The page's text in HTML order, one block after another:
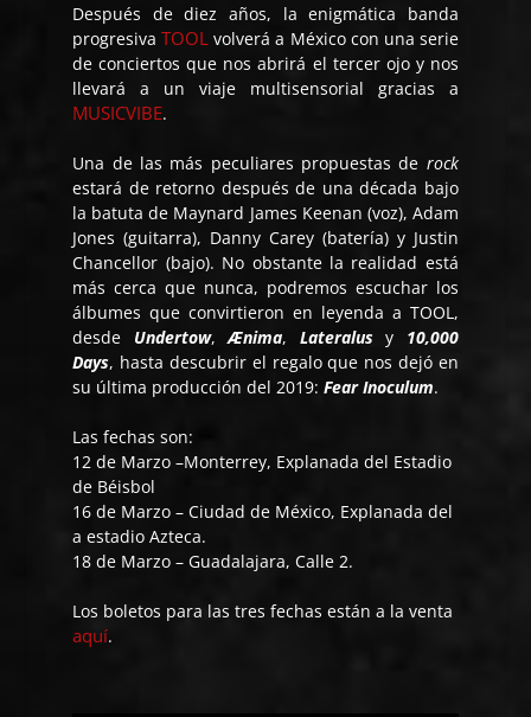
Después de diez años, la enigmática banda
progresivaTOOL volverá a México con una serie
de conciertos que nos abrirá el tercer ojo y nos
llevará a un viaje multisensorial gracias a
MUSICVIBE.
Una de las más peculiares propuestas de rock
estará de retorno después de una década bajo
la batuta de Maynard James Keenan (voz), Adam
Jones (guitarra), Danny Carey (batería) y Justin
Chancellor (bajo). No obstante la realidad está
más cerca que nunca, podremos escuchar los
álbumes que convirtieron en leyenda a TOOL,
desde Undertow,Ænima, Lateralus y 10,000
Days, hasta descubrir el regalo que nos dejó en
su última producción del 2019:Fear Inoculum.
Las fechas son:
12 de Marzo –Monterrey, Explanada del Estadio
de Béisbol
16 de Marzo – Ciudad de México, Explanada del
a estadio Azteca.
18 de Marzo – Guadalajara, Calle 2.
Los boletos para las tres fechas están a la venta
aquí.